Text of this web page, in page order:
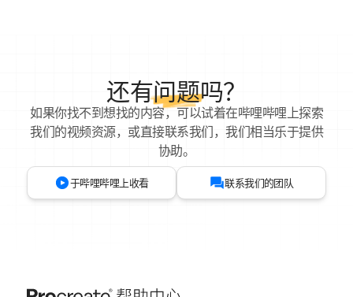
还有问题吗？
如果你找不到想找的内容，可以试着在哔哩哔哩上探索
我们的视频资源，或直接联系我们，我们相当乐于提供
协助。
于哔哩哔哩上收看 联系我们的团队